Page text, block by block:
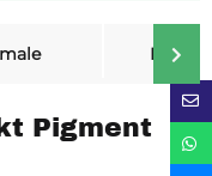
Pigment